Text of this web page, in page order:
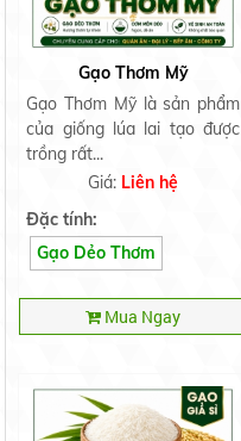
Gạo Thơm Mỹ
Gạo Thơm Mỹ là sản phẩm
của giống lúa lai tạo được
trồng rất...
Giá: Liên hệ
Đặc tính:
Gạo Dẻo Thơm
Mua Ngay